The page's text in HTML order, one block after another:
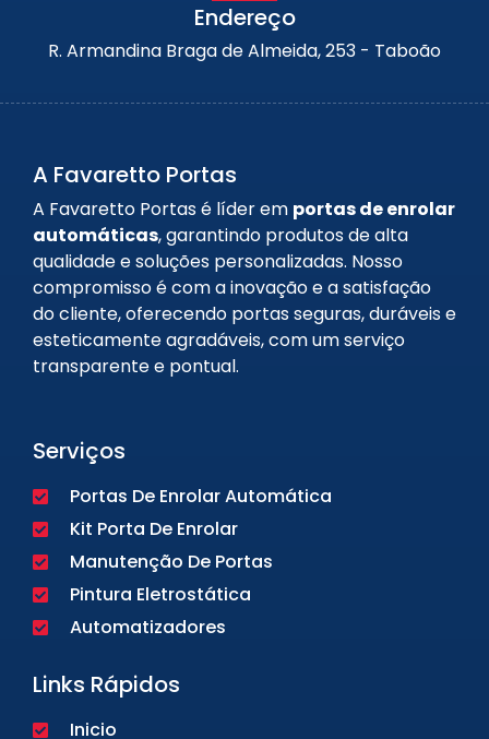
Endereço
R. Armandina Braga de Almeida, 253 - Taboão
A Favaretto Portas
A Favaretto Portas é líder em portas de enrolar
automáticas, garantindo produtos de alta
qualidade e soluções personalizadas. Nosso
compromisso é com a inovação e a satisfação
do cliente, oferecendo portas seguras, duráveis e
esteticamente agradáveis, com um serviço
transparente e pontual.
Serviços
Portas De Enrolar Automática
Kit Porta De Enrolar
Manutenção De Portas
Pintura Eletrostática
Automatizadores
Links Rápidos
Inicio